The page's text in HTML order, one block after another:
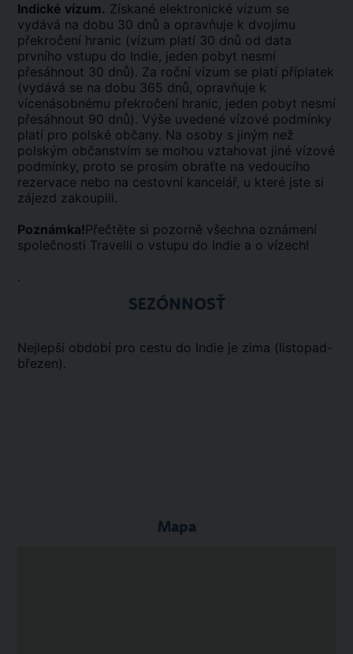
Indické vízum. Získané elektronické vízum se
vydává na dobu 30 dnů a opravňuje k dvojímu
překročení hranic (vízum platí 30 dnů od data
prvního vstupu do Indie, jeden pobyt nesmí
přesáhnout 30 dnů). Za roční vízum se platí příplatek
(vydává se na dobu 365 dnů, opravňuje k
vícenásobnému překročení hranic, jeden pobyt nesmí
přesáhnout 90 dnů). Výše uvedené vízové podmínky
platí pro polské občany. Na osoby s jiným než
polským občanstvím se mohou vztahovat jiné vízové
podmínky, proto se prosím obraťte na vedoucího
rezervace nebo na cestovní kancelář, u které jste si
zájezd zakoupili.
Poznámka!Přečtěte si pozorně všechna oznámení
společnosti Travelli o vstupu do Indie a o vízech!
.
SEZÓNNOSŤ
Nejlepší období pro cestu do Indie je zima (listopad-
březen).
Mapa